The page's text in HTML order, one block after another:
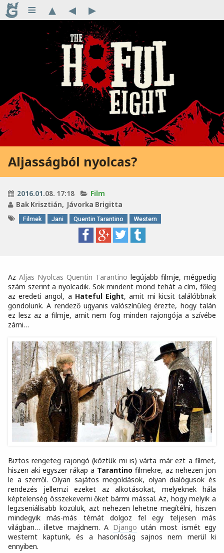
≡ ▴ ◂ ▸
Aljasságból nyolcas?
2016.01.08. 17:18
Film
Bak Krisztián
Jávorka Brigitta
Filmek Jani Quentin Tarantino Western
Az Aljas Nyolcas Quentin Tarantino legújabb filmje, mégpedig
szám szerint a nyolcadik. Sok mindent mond tehát a cím, főleg
az eredeti angol, a Hateful Eight, amit mi kicsit találóbbnak
gondolunk. A rendező ugyanis valószínűleg érezte, hogy talán
ez lesz az a filmje, amit nem fog minden rajongója a szívébe
zárni…
Biztos rengeteg rajongó (köztük mi is) várta már ezt a filmet,
hiszen aki egyszer rákap a Tarantino filmekre, az nehezen jön
le a szerről. Olyan sajátos megoldások, olyan dialógusok és
rendezés jellemzi ezeket az alkotásokat, melyeknek hála
képtelenség összekeverni őket bármi mással. Az, hogy melyik a
legzseniálisabb közülük, azt nehezen lehetne megítélni, hiszen
mindegyik más-más témát dolgoz fel egy teljesen más
világban… illetve majdnem. A Django után most ismét egy
westernt kaptunk, és a hasonlóság sajnos nem merül ki
ennyiben.